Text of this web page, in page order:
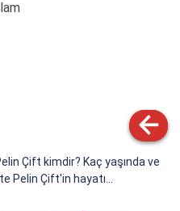
Çift kimdir? Kaç yaşında ve
Pelin Çift'in hayatı...